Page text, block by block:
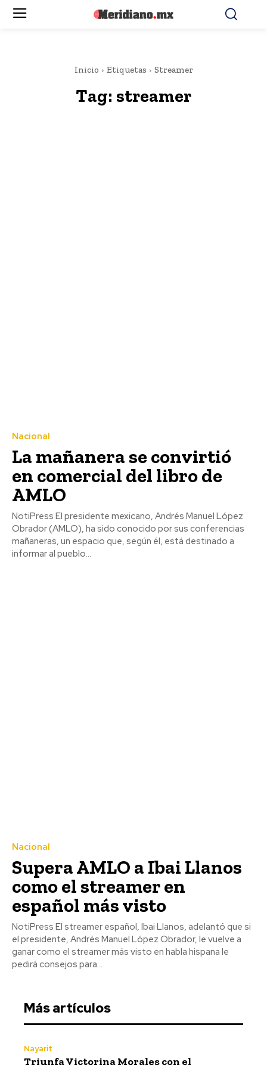
Inicio Etiquetas Streamer
Tag: streamer
Nacional
La mañanera se convirtió
en comercial del libro de
AMLO
NotiPress El presidente mexicano, Andrés Manuel López
Obrador (AMLO), ha sido conocido por sus conferencias
mañaneras, un espacio que, según él, está destinado a
informar al pueblo...
Nacional
Supera AMLO a Ibai Llanos
como el streamer en
español más visto
NotiPress El streamer español, Ibai Llanos, adelantó que si
el presidente, Andrés Manuel López Obrador, le vuelve a
ganar como el streamer más visto en habla hispana le
pedirá consejos para...
Más artículos
Nayarit
Triunfa Victorina Morales con el